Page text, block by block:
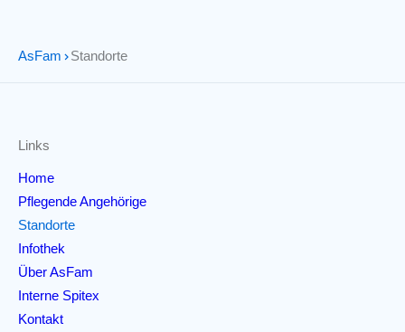
AsFam Standorte
Links
Home
Pflegende Angehörige
Standorte
Infothek
Über AsFam
Interne Spitex
Kontakt